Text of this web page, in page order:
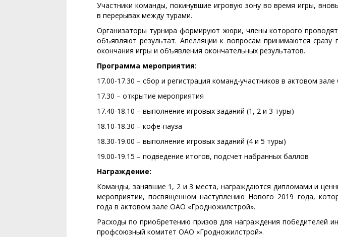
Участники команды, покинувшие игровую зону во время игры,
в перерывах между турами.
Организаторы турнира формируют жюри, члены которого
объявляют результат. Апелляции к вопросам принимаются
окончания игры и объявления окончательных результатов.
Программа мероприятия:
17.00-17.30 – сбор и регистрация команд-участников в актовом
17.30 – открытие мероприятия
17.40-18.10 – выполнение игровых заданий (1, 2 и 3 туры)
18.10-18.30 – кофе-пауза
18.30-19.00 – выполнение игровых заданий (4 и 5 туры)
19.00-19.15 – подведение итогов, подсчет набранных баллов
Награждение:
Команды, занявшие 1, 2 и 3 места, награждаются дипломами и
мероприятии, посвященном наступлению Нового 2019 года,
года в актовом зале ОАО «Гродножилстрой».
Расходы по приобретению призов для награждения победителей
профсоюзный комитет ОАО «Гродножилстрой».